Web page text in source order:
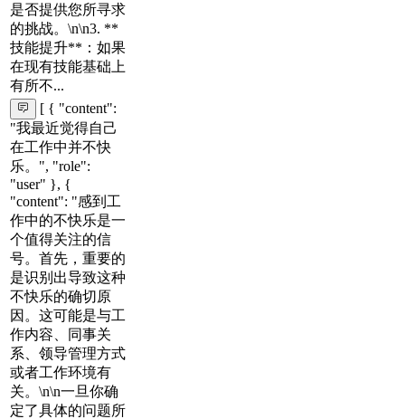
是否提供您所寻求
的挑战。\n\n3. **
技能提升**：如果
在现有技能基础上
有所不...
[ { "content":
"我最近觉得自己
在工作中并不快
乐。", "role":
"user" }, {
"content": "感到工
作中的不快乐是一
个值得关注的信
号。首先，重要的
是识别出导致这种
不快乐的确切原
因。这可能是与工
作内容、同事关
系、领导管理方式
或者工作环境有
关。\n\n一旦你确
定了具体的问题所